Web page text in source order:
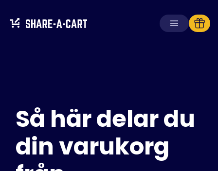
Lösningar
För konsumenter
För företag
Så här delar du
din varukorg